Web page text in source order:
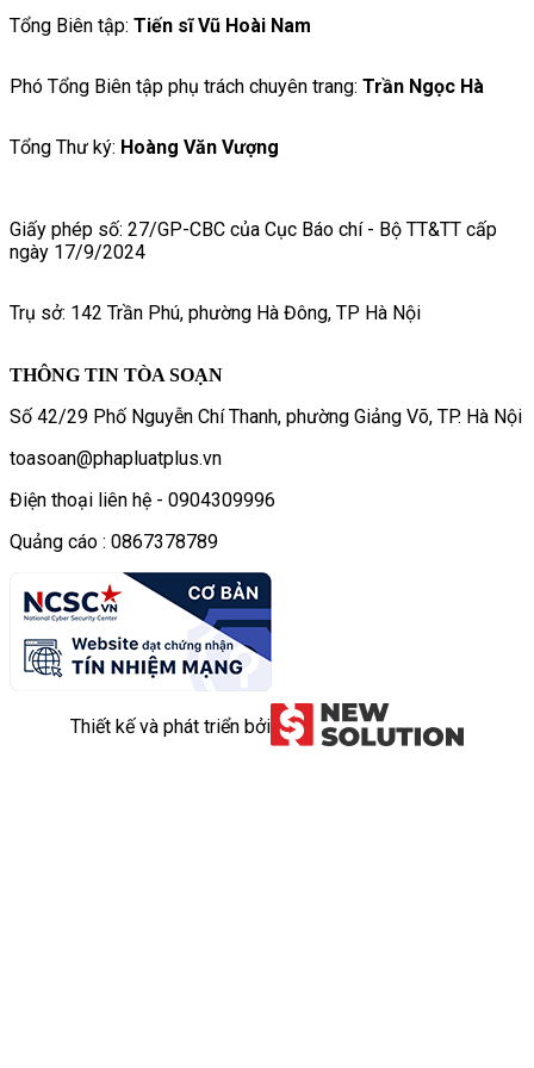
Tổng Biên tập: Tiến sĩ Vũ Hoài Nam
Phó Tổng Biên tập phụ trách chuyên trang: Trần Ngọc Hà
Tổng Thư ký: Hoàng Văn Vượng
Giấy phép số: 27/GP-CBC của Cục Báo chí - Bộ TT&TT cấp
ngày 17/9/2024
Trụ sở: 142 Trần Phú, phường Hà Đông, TP Hà Nội
THÔNG TIN TÒA SOẠN
Số 42/29 Phố Nguyễn Chí Thanh, phường Giảng Võ, TP. Hà Nội
toasoan@phapluatplus.vn
Điện thoại liên hệ - 0904309996
Quảng cáo : 0867378789
Thiết kế và phát triển bởi